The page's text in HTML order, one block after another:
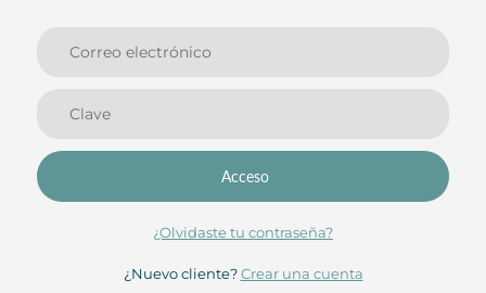
Acceso
¿Olvidaste tu contraseña?
¿Nuevo cliente? Crear una cuenta